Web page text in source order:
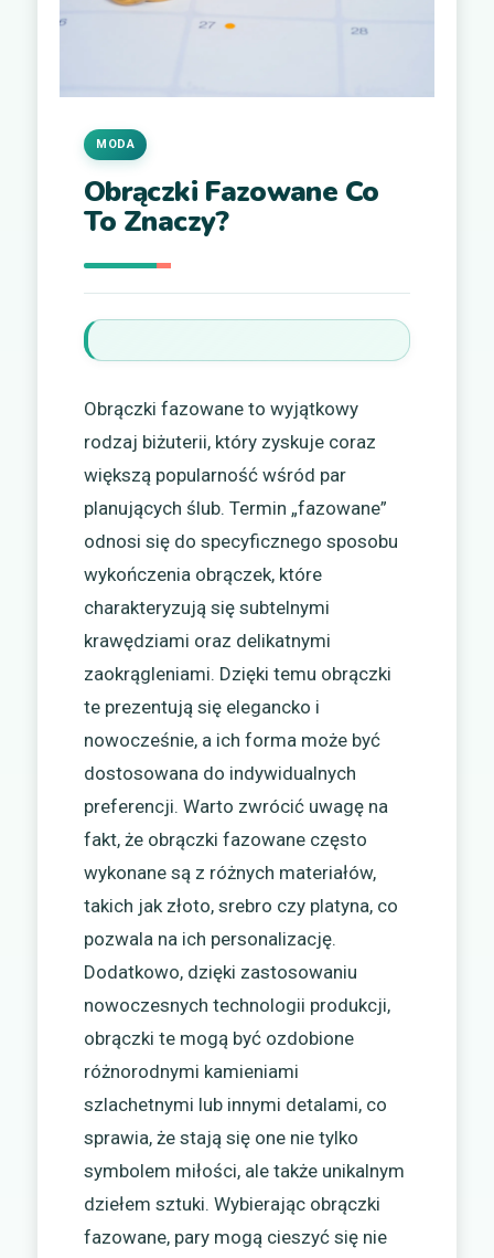
Obrączki Fazowane Co
To Znaczy?
MODA
Obrączki fazowane to wyjątkowy
rodzaj biżuterii, który zyskuje coraz
większą popularność wśród par
planujących ślub. Termin „fazowane”
odnosi się do specyficznego sposobu
wykończenia obrączek, które
charakteryzują się subtelnymi
krawędziami oraz delikatnymi
zaokrągleniami. Dzięki temu obrączki
te prezentują się elegancko i
nowocześnie, a ich forma może być
dostosowana do indywidualnych
preferencji. Warto zwrócić uwagę na
fakt, że obrączki fazowane często
wykonane są z różnych materiałów,
takich jak złoto, srebro czy platyna, co
pozwala na ich personalizację.
Dodatkowo, dzięki zastosowaniu
nowoczesnych technologii produkcji,
obrączki te mogą być ozdobione
różnorodnymi kamieniami
szlachetnymi lub innymi detalami, co
sprawia, że stają się one nie tylko
symbolem miłości, ale także unikalnym
dziełem sztuki. Wybierając obrączki
fazowane, pary mogą cieszyć się nie